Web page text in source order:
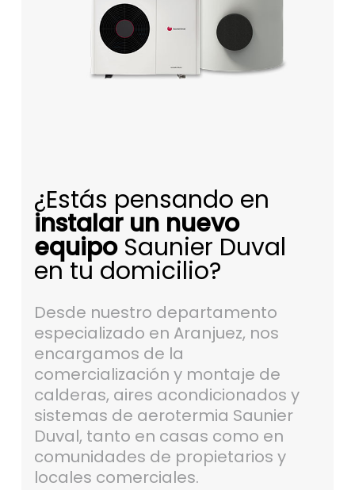
¿Estás pensando en
instalar un nuevo
equipoSaunier Duval
en tu domicilio?
Desde nuestro departamento
especializado en Aranjuez, nos
encargamos de la
comercialización y montaje de
calderas, aires acondicionados y
sistemas de aerotermia Saunier
Duval, tanto en casas como en
comunidades de propietarios y
locales comerciales.